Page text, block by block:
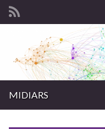
Search for:
MIDIARS